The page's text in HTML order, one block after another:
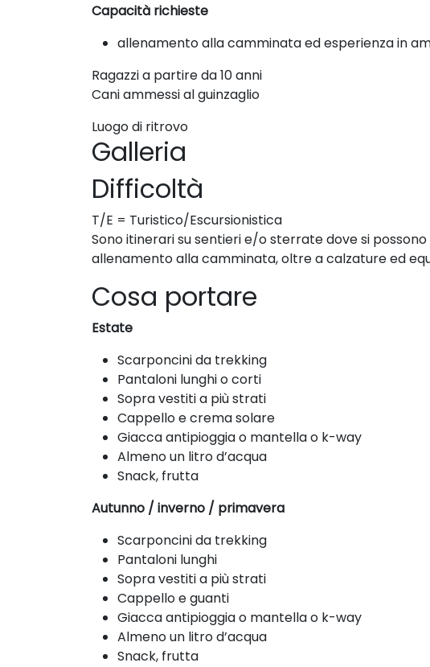
Capacità richieste
allenamento alla camminata ed esperienza in
Ragazzi a partire da 10 anni
Cani ammessi al guinzaglio
Luogo di ritrovo
Galleria
Difficoltà
T/E = Turistico/Escursionistica
Sono itinerari su sentieri e/o sterrate dove si
allenamento alla camminata, oltre a calzature ed
Cosa portare
Estate
Scarponcini da trekking
Pantaloni lunghi o corti
Sopra vestiti a più strati
Cappello e crema solare
Giacca antipioggia o mantella o k-way
Almeno un litro d’acqua
Snack, frutta
Autunno / inverno / primavera
Scarponcini da trekking
Pantaloni lunghi
Sopra vestiti a più strati
Cappello e guanti
Giacca antipioggia o mantella o k-way
Almeno un litro d’acqua
Snack, frutta